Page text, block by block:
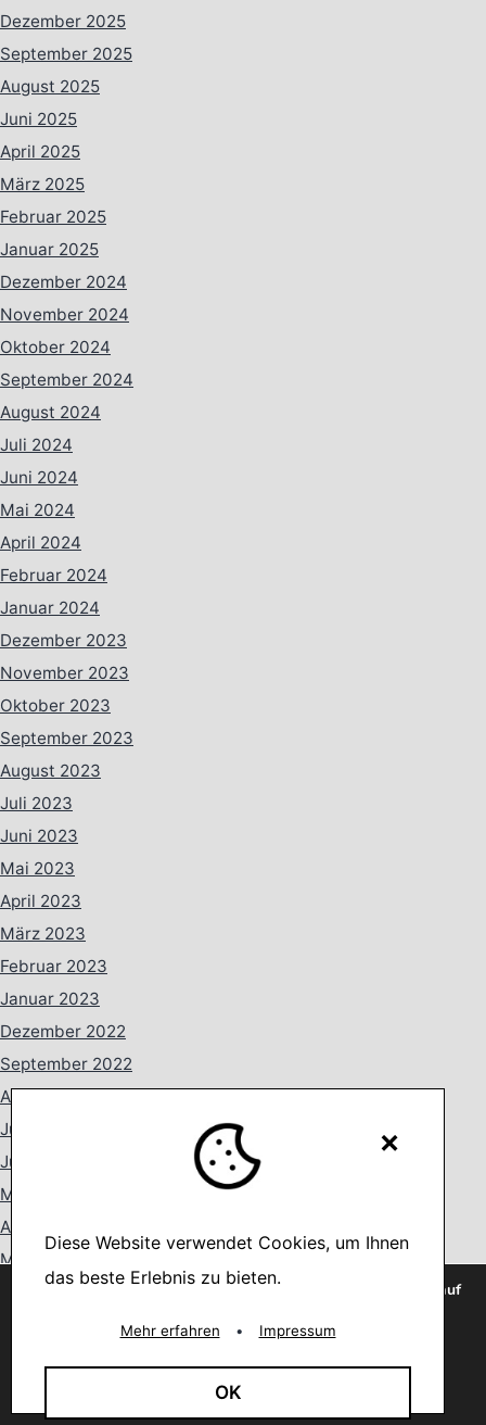
Dezember 2025
September 2025
August 2025
Juni 2025
April 2025
März 2025
Februar 2025
Januar 2025
Dezember 2024
November 2024
Oktober 2024
September 2024
August 2024
Juli 2024
Juni 2024
Mai 2024
April 2024
Februar 2024
Januar 2024
Dezember 2023
November 2023
Oktober 2023
September 2023
August 2023
Juli 2023
Juni 2023
Mai 2023
April 2023
März 2023
Februar 2023
Januar 2023
Dezember 2022
September 2022
August 2022
Juli 2022
Juni 2022
Mai 2022
April 2022
März 2022
Februar 2022
×
Diese Website verwendet Cookies, um Ihnen
das beste Erlebnis zu bieten.
Mehr erfahren • Impressum
OK
Wir verwenden Cookies, um dir die bestmögliche Erfahrung auf
You can find out more about which cookies we are using or